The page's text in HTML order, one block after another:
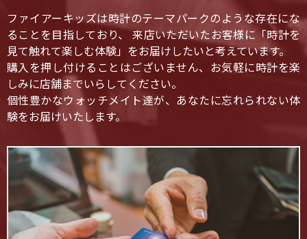
ファイアーキッズは時計のテーマパークのような存在にな
ることを目指しており、 来店いただいたお客様に「時計を
見て触れて楽しむ体験」をお届けしたいと考えています。
購入を押し付けることはございません、お気軽に時計を楽
しみに店舗までいらしてください。
個性豊かなウォッチメイト達が、あなたに忘れられない体
験をお届けいたします。